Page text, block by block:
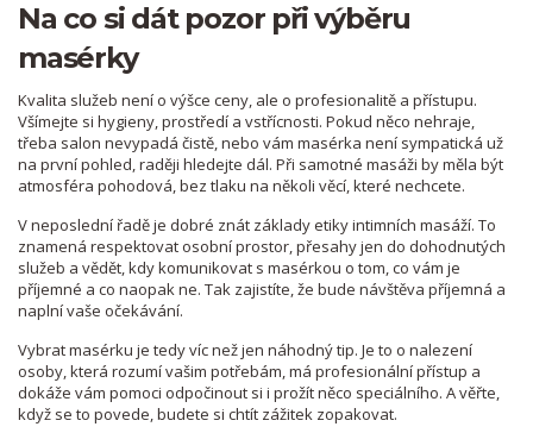
Na co si dát pozor při výběru
masérky
Kvalita služeb není o výšce ceny, ale o profesionalitě a přístupu.
Všímejte si hygieny, prostředí a vstřícnosti. Pokud něco nehraje,
třeba salon nevypadá čistě, nebo vám masérka není sympatická už
na první pohled, raději hledejte dál. Při samotné masáži by měla být
atmosféra pohodová, bez tlaku na několi věcí, které nechcete.
V neposlední řadě je dobré znát základy etiky intimních masáží. To
znamená respektovat osobní prostor, přesahy jen do dohodnutých
služeb a vědět, kdy komunikovat s masérkou o tom, co vám je
příjemné a co naopak ne. Tak zajistíte, že bude návštěva příjemná a
naplní vaše očekávání.
Vybrat masérku je tedy víc než jen náhodný tip. Je to o nalezení
osoby, která rozumí vašim potřebám, má profesionální přístup a
dokáže vám pomoci odpočinout si i prožít něco speciálního. A věřte,
když se to povede, budete si chtít zážitek zopakovat.